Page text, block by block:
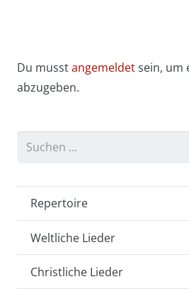
Du musstangemeldetsein, um
abzugeben.
Suchen
Repertoire
Weltliche Lieder
Christliche Lieder